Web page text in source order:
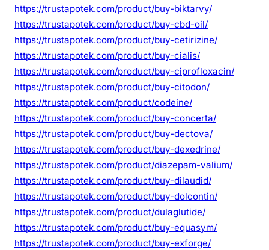
https://trustapotek.com/product/buy-biktarvy/
https://trustapotek.com/product/buy-cbd-oil/
https://trustapotek.com/product/buy-cetirizine/
https://trustapotek.com/product/buy-cialis/
https://trustapotek.com/product/buy-ciprofloxacin/
https://trustapotek.com/product/buy-citodon/
https://trustapotek.com/product/codeine/
https://trustapotek.com/product/buy-concerta/
https://trustapotek.com/product/buy-dectova/
https://trustapotek.com/product/buy-dexedrine/
https://trustapotek.com/product/diazepam-valium/
https://trustapotek.com/product/buy-dilaudid/
https://trustapotek.com/product/buy-dolcontin/
https://trustapotek.com/product/dulaglutide/
https://trustapotek.com/product/buy-equasym/
https://trustapotek.com/product/buy-exforge/